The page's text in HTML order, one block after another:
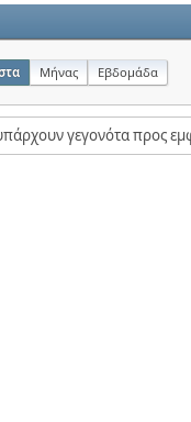
Μήνας Εβδομάδα
γεγονότα προς